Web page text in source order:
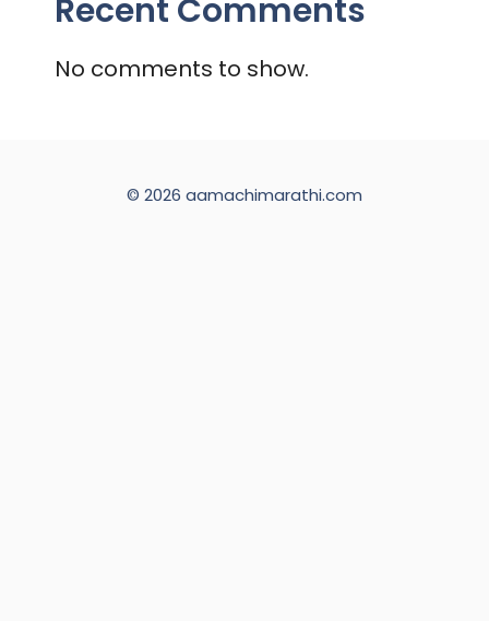
Recent Comments
No comments to show.
© 2026 aamachimarathi.com